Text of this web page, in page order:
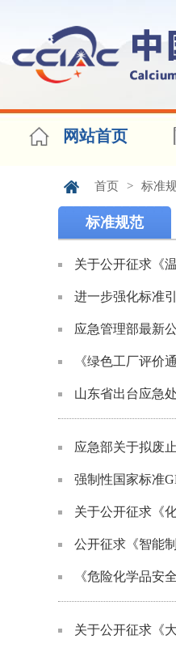
网站首页
首页 > 标准
标准规范
关于公开征求《
进一步强化标准
应急管理部最新
《绿色工厂评价
山东省出台应急
应急部关于拟废
强制性国家标准
关于公开征求《
公开征求《智能
《危险化学品安
关于公开征求《